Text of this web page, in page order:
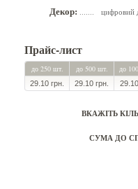
Декор: цифровий
Прайс-лист
до 250 шт.
до 500 шт. до
29.10 грн. 29.10 грн.
ВКАЖІТЬ
СУМА ДО